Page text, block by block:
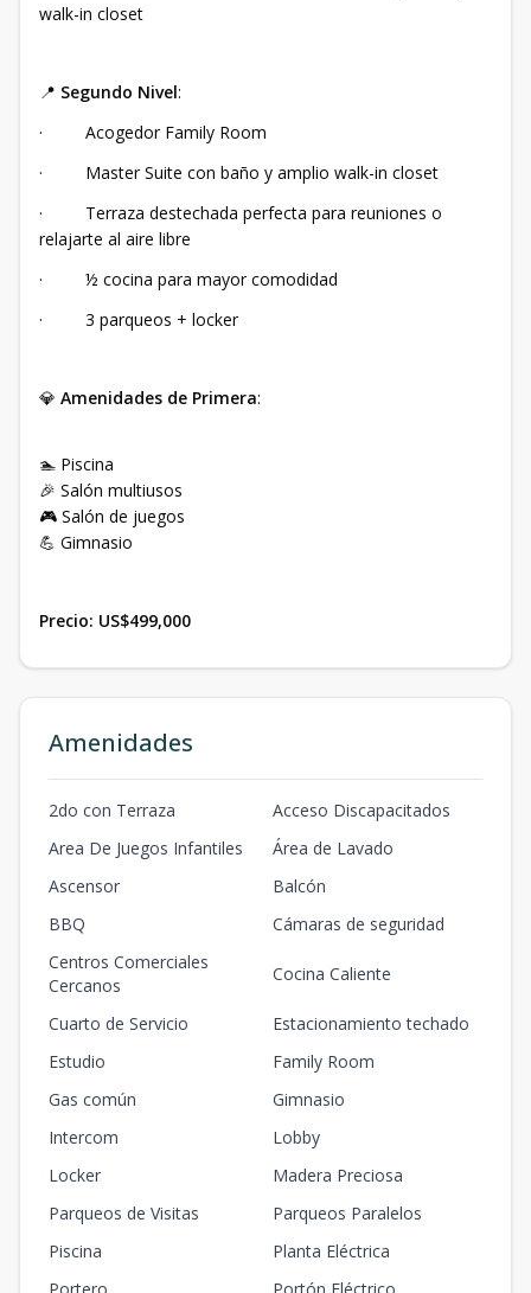
walk-in closet
📍 Segundo Nivel:
· Acogedor Family Room
· Master Suite con baño y amplio walk-in closet
· Terraza destechada perfecta para reuniones o
relajarte al aire libre
· ½ cocina para mayor comodidad
· 3 parqueos + locker
💎 Amenidades de Primera:
🏊 Piscina
🎉 Salón multiusos
🎮 Salón de juegos
💪 Gimnasio
Precio: US$499,000
Amenidades
2do con Terraza
Acceso Discapacitados
Area De Juegos Infantiles
Área de Lavado
Ascensor
Balcón
BBQ
Cámaras de seguridad
Centros Comerciales
Cercanos
Cocina Caliente
Cuarto de Servicio
Estacionamiento techado
Estudio
Family Room
Gas común
Gimnasio
Intercom
Lobby
Locker
Madera Preciosa
Parqueos de Visitas
Parqueos Paralelos
Piscina
Planta Eléctrica